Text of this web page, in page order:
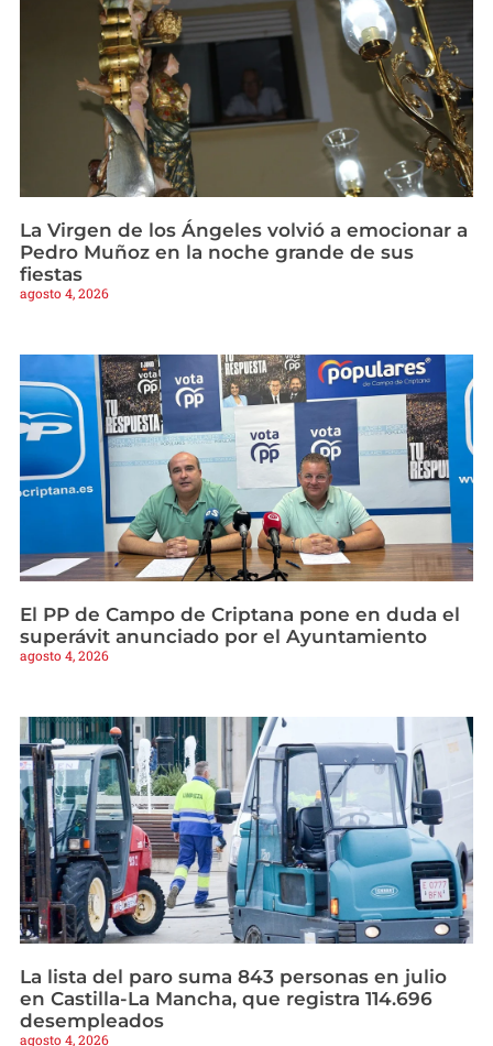
La Virgen de los Ángeles volvió a emocionar a
Pedro Muñoz en la noche grande de sus
fiestas
agosto 4, 2026
El PP de Campo de Criptana pone en duda el
superávit anunciado por el Ayuntamiento
agosto 4, 2026
La lista del paro suma 843 personas en julio
en Castilla-La Mancha, que registra 114.696
desempleados
agosto 4, 2026